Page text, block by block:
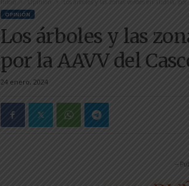
Opinión Los árboles y las zonas verdes en Tudela, por
OPINIÓN
Los árboles y las
por la AAVV del
24 enero, 2024
--